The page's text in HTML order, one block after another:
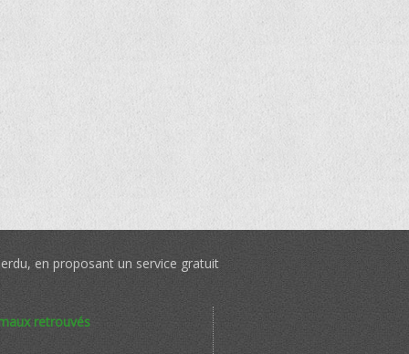
en proposant un service gratuit
retrouvés